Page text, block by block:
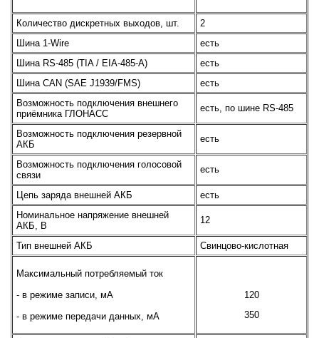
Количество дискретных выходов, шт.
2
Шина 1-Wire
есть
Шина RS-485 (TIA / EIA-485-A)
есть
Шина CAN (SAE J1939/FMS)
есть
Возможность подключения внешнего
приёмника ГЛОНАСС
есть, по шине RS-485
Возможность подключения резервной
АКБ
есть
Возможность подключения голосовой
связи
есть
Цепь заряда внешней АКБ
есть
Номинальное напряжение внешней
АКБ, В
12
Тип внешней АКБ Свинцово-кислотная
Максимальный потребляемый ток
- в режиме записи, мА
- в режиме передачи данных, мА
120
350